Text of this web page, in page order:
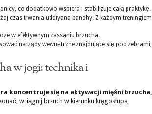
co dodatkowo wspiera i stabilizuje całą praktykę.
czas trwania uddiyana bandhy. Z każdym treningiem
w efektywnym zassaniu brzucha.
narządy wewnętrzne znajdujące się pod żebrami,
w jogi: technika i
koncentruje się na aktywacji mięśni brzucha,
wciągnij brzuch w kierunku kręgosłupa,